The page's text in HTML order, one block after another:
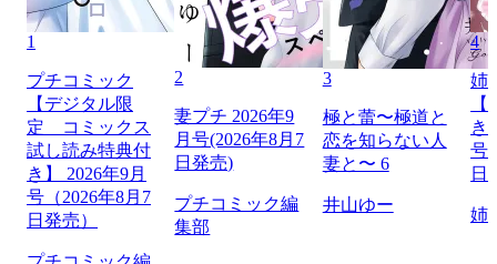
1
プチコミック
【デジタル限
定 コミックス
試し読み特典付
き】 2026年9月
号（2026年8月7
日発売）
2
妻プチ 2026年9
月号(2026年8月7
日発売)
プチコミック編
集部
3
極と蕾〜極道と
恋を知らない人
妻と〜 6
井山ゆー
4
姉
き
号
日
姉